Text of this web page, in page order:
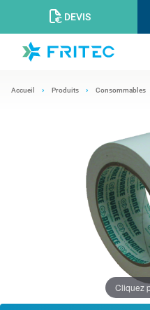
DEVIS
Accueil Produits Consommables
Cliquez